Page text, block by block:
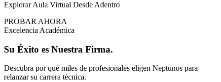
Explorar Aula Virtual Desde Adentro
PROBAR AHORA
Excelencia Académica
Su Éxito es Nuestra Firma.
Descubra por qué miles de profesionales eligen Neptunos para
relanzar su carrera técnica.